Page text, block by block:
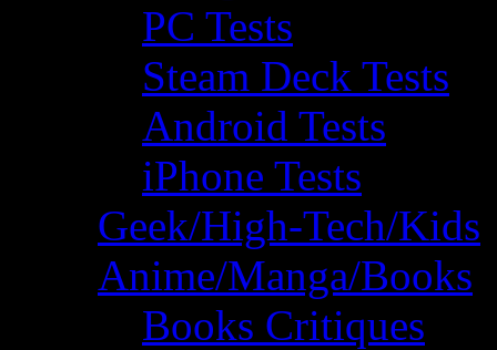
PC Tests
Steam Deck Tests
Android Tests
iPhone Tests
Geek/High-Tech/Kids
Anime/Manga/Books
Books Critiques